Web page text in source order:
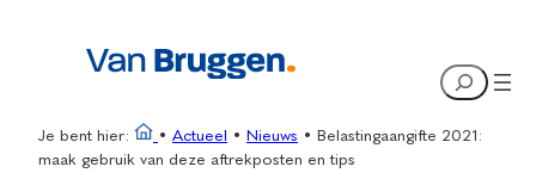
Search
Je bent hier: • Actueel • Nieuws •
Belastingaangifte 2021:
maak gebruik van deze aftrekposten en tips